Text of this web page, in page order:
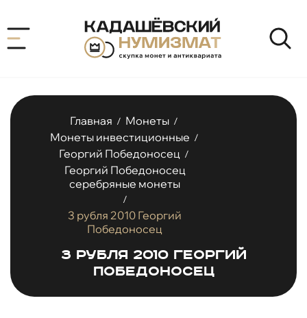
Главная / Монеты /
Монеты инвестиционные /
Георгий Победоносец /
Георгий Победоносец
серебряные монеты
/
3 рубля 2010 Георгий
Победоносец
3 рубля 2010 Георгий
Победоносец